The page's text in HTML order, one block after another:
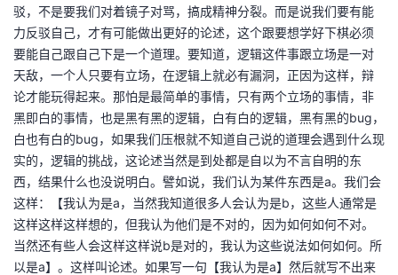
驳，不是要我们对着镜子对骂，搞成精神分裂。而是说我们要有能
力反驳自己，才有可能做出更好的论述，这个跟要想学好下棋必须
要能自己跟自己下是一个道理。要知道，逻辑这件事跟立场是一对
天敌，一个人只要有立场，在逻辑上就必有漏洞，正因为这样，辩
论才能玩得起来。那怕是最简单的事情，只有两个立场的事情，非
黑即白的事情，也是黑有黑的逻辑，白有白的逻辑，黑有黑的bug，
白也有白的bug，如果我们压根就不知道自己说的道理会遇到什么现
实的，逻辑的挑战，这论述当然是到处都是自以为不言自明的东
西，结果什么也没说明白。譬如说，我们认为某件东西是a。我们会
这样：【我认为是a，当然我知道很多人会认为是b，这些人通常是
这样这样这样想的，但我认为他们是不对的，因为如何如何不对。
当然还有些人会这样这样说b是对的，我认为这些说法如何如何。所
以是a】。这样叫论述。如果写一句【我认为是a】然后就写不出来